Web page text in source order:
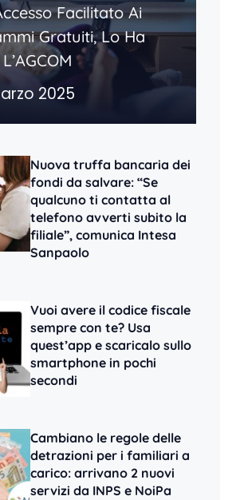
Facilitato Ai
Gratuiti, Lo Ha
2025
Nuova truffa bancaria dei
fondi da salvare: “Se
qualcuno ti contatta al
telefono avverti subito la
filiale”, comunica Intesa
Sanpaolo
Vuoi avere il codice fiscale
sempre con te? Usa
quest’app e scaricalo sullo
smartphone in pochi
secondi
Cambiano le regole delle
detrazioni per i familiari a
carico: arrivano 2 nuovi
servizi da INPS e NoiPa